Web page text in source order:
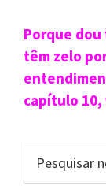
Sidebar
primária
Porque
têm zelo
capítulo
neste